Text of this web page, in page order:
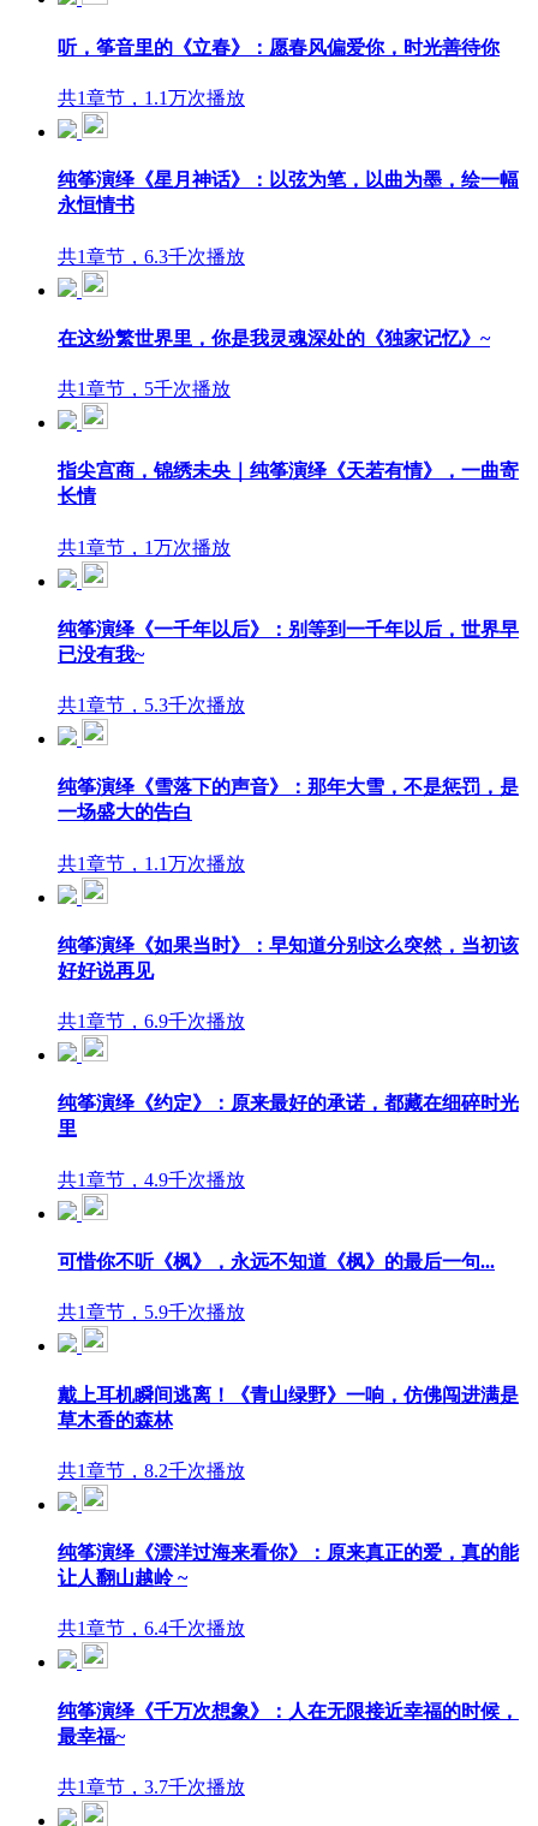
听，筝音里的《立春》：愿春风偏爱你，时光善待你
共1章节，1.1万次播放
纯筝演绎《星月神话》：以弦为笔，以曲为墨，绘一幅
永恒情书
共1章节，6.3千次播放
在这纷繁世界里，你是我灵魂深处的《独家记忆》~
共1章节，5千次播放
指尖宫商，锦绣未央｜纯筝演绎《天若有情》，一曲寄
长情
共1章节，1万次播放
纯筝演绎《一千年以后》：别等到一千年以后，世界早
已没有我~
共1章节，5.3千次播放
纯筝演绎《雪落下的声音》：那年大雪，不是惩罚，是
一场盛大的告白
共1章节，1.1万次播放
纯筝演绎《如果当时》：早知道分别这么突然，当初该
好好说再见
共1章节，6.9千次播放
纯筝演绎《约定》：原来最好的承诺，都藏在细碎时光
里
共1章节，4.9千次播放
可惜你不听《枫》，永远不知道《枫》的最后一句...
共1章节，5.9千次播放
戴上耳机瞬间逃离！《青山绿野》一响，仿佛闯进满是
草木香的森林
共1章节，8.2千次播放
纯筝演绎《漂洋过海来看你》：原来真正的爱，真的能
让人翻山越岭 ~
共1章节，6.4千次播放
纯筝演绎《千万次想象》：人在无限接近幸福的时候，
最幸福~
共1章节，3.7千次播放